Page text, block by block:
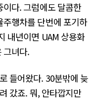
다. 그럼에도 달콤한
행차를 단번에 포기하
내년이면 UAM 상용화
그녀다.
들어왔다. 30분밖에 늦
갔죠. 뭐, 안타깝지만